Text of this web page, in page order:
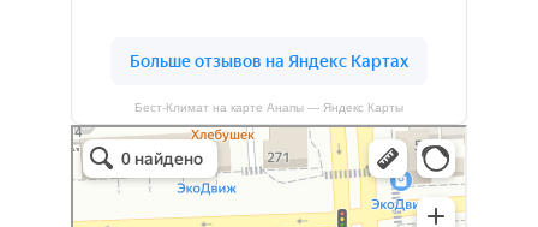
Бест-Климат на карте Анапы — Яндекс Карты
Бест-климат
Кондиционеры в Краснодаре